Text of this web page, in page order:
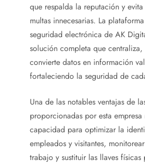
que respalda la reputación y
multas innecesarias. La
seguridad electrónica de AK
solución completa que centraliza,
convierte datos en información
fortaleciendo la seguridad de
Una de las notables ventajas de
proporcionadas por esta
capacidad para optimizar la
empleados y visitantes,
trabajo y sustituir las llaves físicas